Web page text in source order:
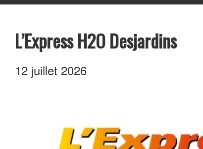
L’Express H2O Desjardins
12 juillet 2026